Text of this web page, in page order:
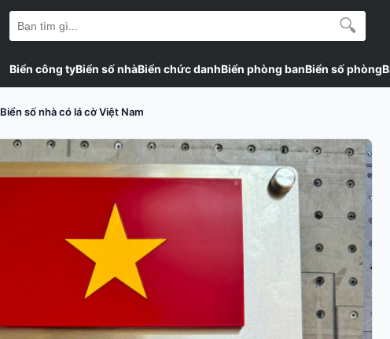
Biển công tyBiển số nhàBiển chức danhBiển phòng banBiển số phòng
Biển số nhà có lá cờ Việt Nam